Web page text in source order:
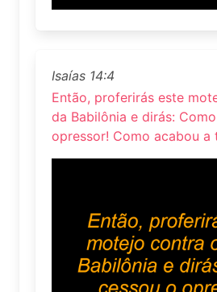
Isaías 14:4
Então, proferirás este
da Babilônia e dirás:
opressor! Como acabou a